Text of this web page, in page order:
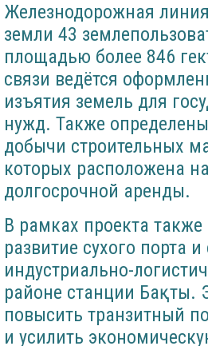
Железнодорожная
земли 43
площадью более 846
связи ведётся
изъятия земель для
нужд. Также
добычи строительных
которых расположена
долгосрочной аренды.
В рамках проекта также
развитие сухого порта
индустриально-
районе станции Бақты.
повысить транзитный
и усилить